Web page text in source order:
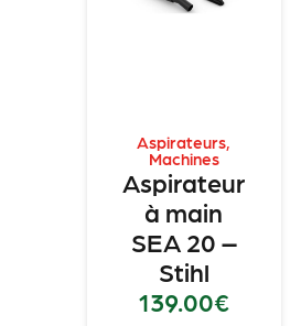
Aspirateurs,
Machines
Aspirateur
à main
SEA 20 –
Stihl
139.00€